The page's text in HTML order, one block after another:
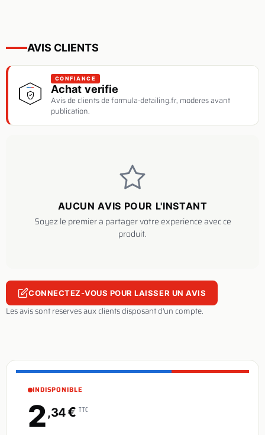
AVIS CLIENTS
CONFIANCE
Achat verifie
Avis de clients de formula-detailing.fr, moderes avant
publication.
AUCUN AVIS POUR L'INSTANT
Soyez le premier a partager votre experience avec ce
produit.
CONNECTEZ-VOUS POUR LAISSER UN AVIS
Les avis sont reserves aux clients disposant d'un compte.
INDISPONIBLE
2,34€ TTC